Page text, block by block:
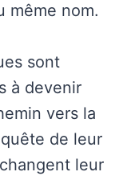
même nom.
sont
à devenir
vers la
de leur
leur